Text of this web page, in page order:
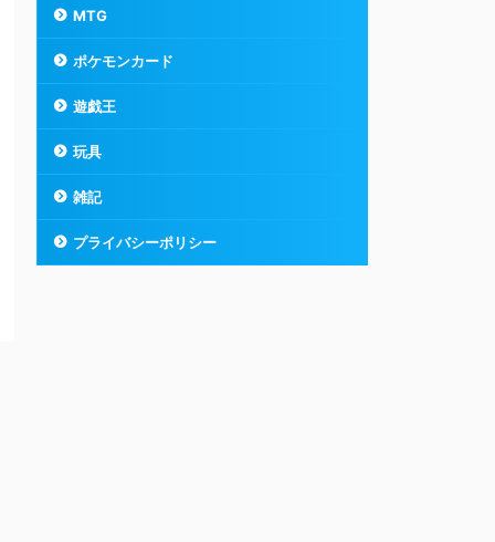
MTG
ポケモンカード
遊戯王
玩具
雑記
プライバシーポリシー